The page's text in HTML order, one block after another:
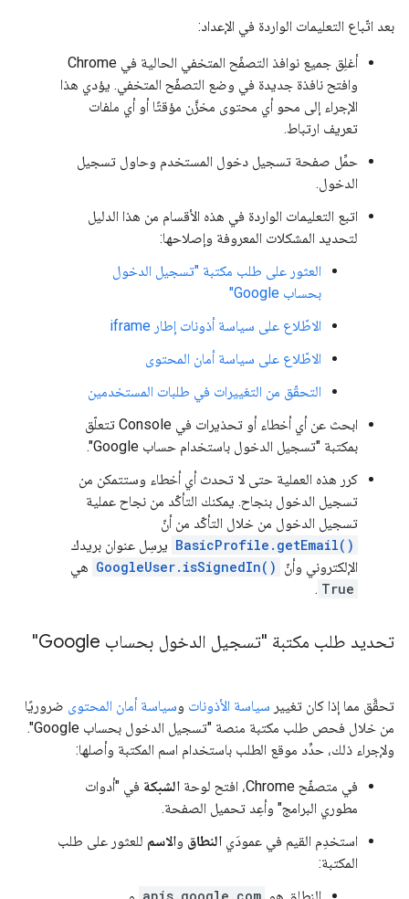
بعد اتّباع التعليمات الواردة في الإعداد:
أغلِق جميع نوافذ التصفّح المتخفي الحالية في Chrome
وافتح نافذة جديدة في وضع التصفّح المتخفي. يؤدي هذا
الإجراء إلى محو أي محتوى مخزَّن مؤقتًا أو أي ملفات
تعريف ارتباط.
حمِّل صفحة تسجيل دخول المستخدم وحاول تسجيل
الدخول.
اتبع التعليمات الواردة في هذه الأقسام من هذا الدليل
لتحديد المشكلات المعروفة وإصلاحها:
العثور على طلب مكتبة "تسجيل الدخول
بحساب Google"
الاطّلاع على سياسة أذونات إطار iframe
الاطّلاع على سياسة أمان المحتوى
التحقّق من التغييرات في طلبات المستخدمين
ابحث عن أي أخطاء أو تحذيرات في Console تتعلّق
بمكتبة "تسجيل الدخول باستخدام حساب Google".
كرر هذه العملية حتى لا تحدث أي أخطاء وستتمكن من
تسجيل الدخول بنجاح. يمكنك التأكّد من نجاح عملية
تسجيل الدخول من خلال التأكّد من أنّ
BasicProfile.getEmail() يرسِل عنوان بريدك
الإلكتروني وأنّ GoogleUser.isSignedIn() هي
True
.
تحديد طلب مكتبة "تسجيل الدخول بحساب Google"
تحقَّق مما إذا كان تغيير سياسة الأذونات وسياسة أمان المحتوى ضروريًا
من خلال فحص طلب مكتبة منصة "تسجيل الدخول بحساب Google".
ولإجراء ذلك، حدِّد موقع الطلب باستخدام اسم المكتبة وأصلها:
في متصفّح Chrome، افتح لوحة الشبكة في "أدوات
مطوري البرامج" وأعِد تحميل الصفحة.
استخدِم القيم في عمودَي النطاق والاسم للعثور على طلب
المكتبة: